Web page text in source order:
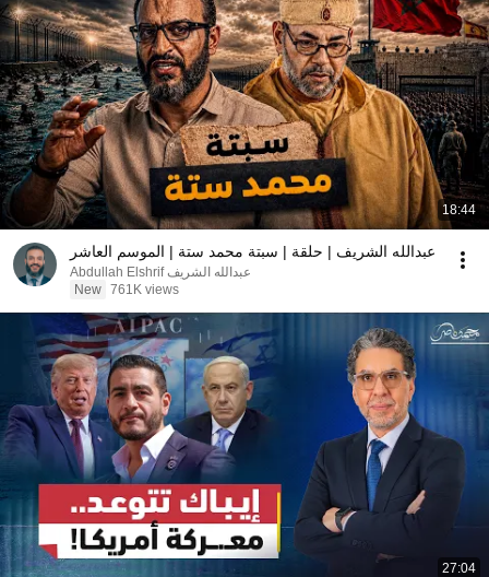
18:44
عبدالله الشريف | حلقة | سبتة محمد ستة | الموسم العاشر
عبدالله الشريف Abdullah Elshrif
New 761K views
27:04